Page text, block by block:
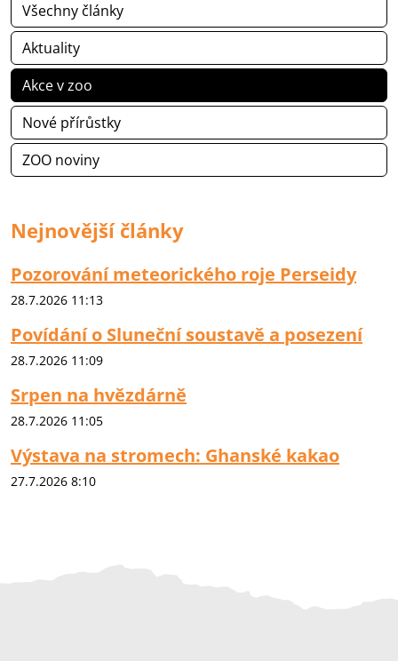
Všechny články
Aktuality
Akce v zoo
Nové přírůstky
ZOO noviny
Nejnovější články
Pozorování meteorického roje Perseidy
28.7.2026 11:13
Povídání o Sluneční soustavě a posezení
28.7.2026 11:09
Srpen na hvězdárně
28.7.2026 11:05
Výstava na stromech: Ghanské kakao
27.7.2026 8:10